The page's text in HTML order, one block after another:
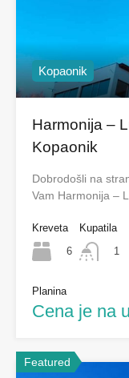
Kopaonik
Harmonija –
Kopaonik
Dobrodošli na
Vam Harmonija –
Kreveta
6
Kupatila
1
Planina
Cena je na
Featured